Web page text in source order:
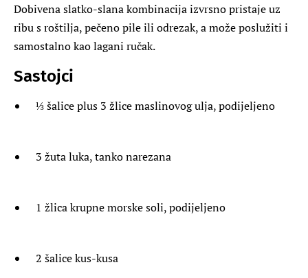
Dobivena slatko-slana kombinacija izvrsno pristaje uz
ribu s roštilja, pečeno pile ili odrezak, a može poslužiti i
samostalno kao lagani ručak.
Sastojci
⅓ šalice plus 3 žlice maslinovog ulja, podijeljeno
3 žuta luka, tanko narezana
1 žlica krupne morske soli, podijeljeno
2 šalice kus-kusa